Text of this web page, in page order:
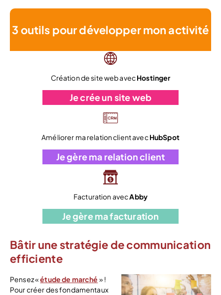
3 outils pour développer mon activité
Création de site web avecHostinger
Je crée un site web
Améliorer ma relation client avecHubSpot
Je gère ma relation client
Facturation avecAbby
Je gère ma facturation
Bâtir une stratégie de communication
efficiente
Pensez «étude de marché » !
Pour créer des fondamentaux